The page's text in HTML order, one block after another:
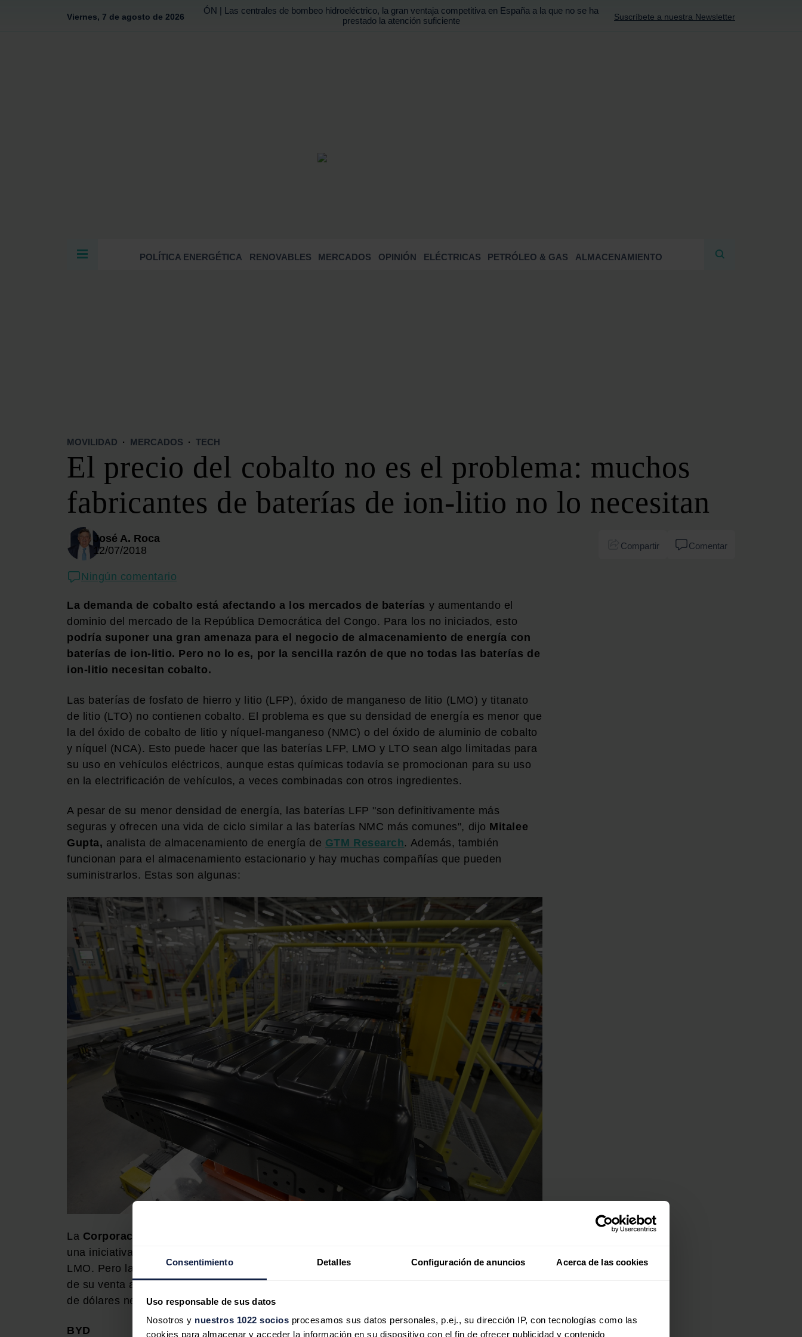
Consentimiento Detalles Configuración de anuncios Acerca de las cookies
Uso responsable de sus datos
Nosotros y nuestros 1022 socios procesamos sus datos personales, p.ej., su dirección IP, con tecnologías como las
cookies para almacenar y acceder la información en su dispositivo con el fin de ofrecer publicidad y contenido
Viernes, 7 de agosto de 2026
ÓN | Las centrales de bombeo hidroeléctrico, la gran ventaja competitiva en España a la que no se ha
prestado la atención suficiente
Suscríbete a nuestra Newsletter
MOVILIDAD
ALMACENAMIENTO
STARTUPS & INNOVACIÓN
HIDRÓGENO
TOP 10
FORO DE AUTOCONSUMO
FORO DE MOVILIDAD SOSTENIBLE
FORO DE TRANSICIÓN ENERGÉTICA
SERVICIOS
MEDIA KIT
POLÍTICA ENERGÉTICA RENOVABLES MERCADOS OPINIÓN ELÉCTRICAS PETRÓLEO & GAS ALMACENAMIENTO
BUSCAR
MOVILIDAD · MERCADOS · TECH
El precio del cobalto no es el problema: muchos
fabricantes de baterías de ion-litio no lo necesitan
José A. Roca
12/07/2018
Compartir Comentar
Ningún comentario
La demanda de cobalto está afectando a los mercados de baterías y aumentando el
dominio del mercado de la República Democrática del Congo. Para los no iniciados, esto
podría suponer una gran amenaza para el negocio de almacenamiento de energía con
baterías de ion-litio. Pero no lo es, por la sencilla razón de que no todas las baterías de
ion-litio necesitan cobalto.
Las baterías de fosfato de hierro y litio (LFP), óxido de manganeso de litio (LMO) y titanato
de litio (LTO) no contienen cobalto. El problema es que su densidad de energía es menor que
la del óxido de cobalto de litio y níquel-manganeso (NMC) o del óxido de aluminio de cobalto
y níquel (NCA). Esto puede hacer que las baterías LFP, LMO y LTO sean algo limitadas para
su uso en vehículos eléctricos, aunque estas químicas todavía se promocionan para su uso
en la electrificación de vehículos, a veces combinadas con otros ingredientes.
A pesar de su menor densidad de energía, las baterías LFP "son definitivamente más
seguras y ofrecen una vida de ciclo similar a las baterías NMC más comunes", dijo Mitalee
Gupta, analista de almacenamiento de energía de GTM Research. Además, también
funcionan para el almacenamiento estacionario y hay muchas compañías que pueden
suministrarlos. Estas son algunas:
La Corporación de Suministro de Energía Automotriz (AESC
una iniciativa conjunta de
LMO. Pero la compañía ha saltado a las páginas de los periódicos este mes tras el fracaso
de su venta al fondo de inversión chino
de dólares necesarios para el acuerdo, según las informaciones aparecidas.
BYD